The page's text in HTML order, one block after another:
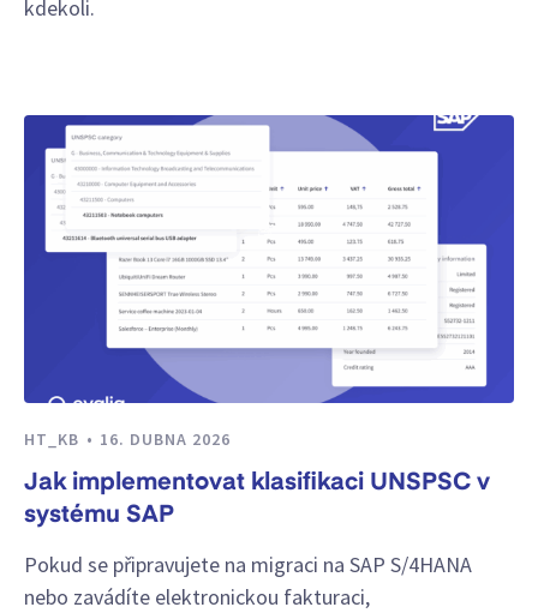
kdekoli.
HT_KB 16. DUBNA 2026
Jak implementovat klasifikaci UNSPSC v
systému SAP
Pokud se připravujete na migraci na SAP S/4HANA
nebo zavádíte elektronickou fakturaci,